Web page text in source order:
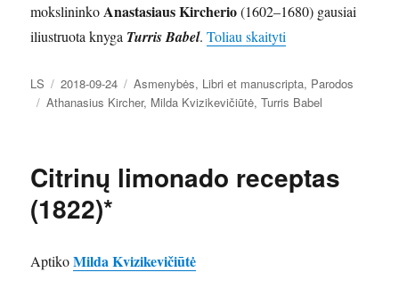
mokslininko Anastasiaus Kircherio(1602–1680) gausiai
iliustruota knyga Turris Babel.Toliau skaityti
Autorius
LS Paskelbta
2018-09-24 Kategorijos
Asmenybės, Libri et manuscripta, Parodos
Žymos
Athanasius Kircher, Milda Kvizikevičiūtė,Turris Babel
Citrinų limonado receptas
(1822)*
AptikoMilda Kvizikevičiūtė